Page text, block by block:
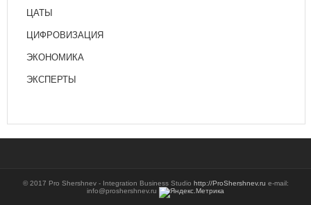
ЦАТЫ
ЦИФРОВИЗАЦИЯ
ЭКОНОМИКА
ЭКСПЕРТЫ
© 2017 Pro Shershnev - Integration Business Studio http://ProShershnev.ru e-mail:
info@proshershnev.ru